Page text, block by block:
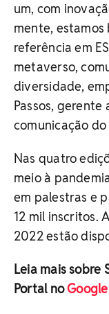
um, com
mente, estamos
referência em
metaverso,
diversidade,
Passos,
comunicação
Nas quatro
meio à
em palestras e
12 mil inscritos.
2022 estão
Leia mais sobre
Portal no